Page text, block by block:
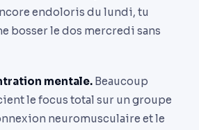
endoloris du lundi, tu
bosser le dos mercredi sans
mentale. Beaucoup
le focus total sur un groupe
neuromusculaire et le